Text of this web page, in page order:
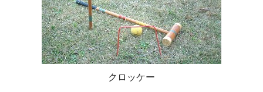
クロッケー